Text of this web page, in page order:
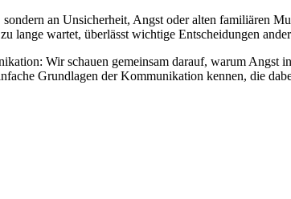
an Unsicherheit, Angst oder alten familiären
lange wartet, überlässt wichtige Entscheidungen
Wir schauen gemeinsam darauf, warum
Grundlagen der Kommunikation kennen, die